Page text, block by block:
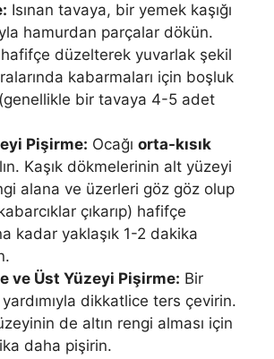
Isınan tavaya, bir yemek kaşığı
hamurdan parçalar dökün.
hafifçe düzelterek yuvarlak şekil
kabarmaları için boşluk
(genellikle bir tavaya 4-5 adet
Pişirme: Ocağı orta-kısık
Kaşık dökmelerinin alt yüzeyi
alana ve üzerleri göz göz olup
çıkarıp) hafifçe
kadar yaklaşık 1-2 dakika
ve Üst Yüzeyi Pişirme: Bir
dikkatlice ters çevirin.
de altın rengi alması için
daha pişirin.